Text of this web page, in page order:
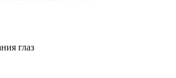
глаз